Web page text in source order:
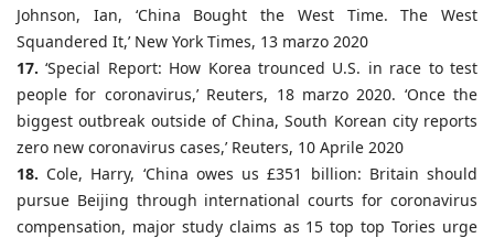
Johnson, Ian, ‘China Bought the West Time. The West
Squandered It,’ New York Times, 13 marzo 2020
17. ‘Special Report: How Korea trounced U.S. in race to test
people for coronavirus,’ Reuters, 18 marzo 2020. ‘Once the
biggest outbreak outside of China, South Korean city reports
zero new coronavirus cases,’ Reuters, 10 Aprile 2020
18. Cole, Harry, ‘China owes us £351 billion: Britain should
pursue Beijing through international courts for coronavirus
compensation, major study claims as 15 top top Tories urge